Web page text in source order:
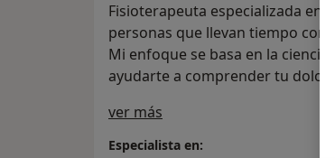
Fisioterapeuta especializada en
personas que llevan tiempo con
Mi enfoque se basa en la
ayudarte a comprender tu
ver más
Especialista en: